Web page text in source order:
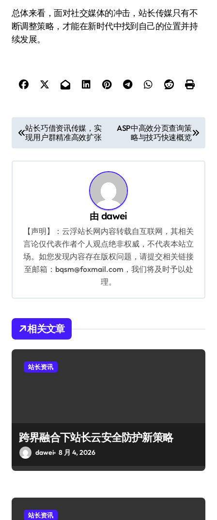
总体来看，面对社交媒体的冲击，站长传媒只有不
断调整策略，才能在新时代中找到自己的位置并持
续发展。
章
导
站长巧借资讯传媒，实
现用户群精准高效扩张
ASP中高效分页查询策
略与技巧快速概览
由dawei
【声明】：云浮站长网内容转载自互联网，其相关
言论仅代表作者个人观点绝非权威，不代表本站立
场。如您发现内容存在版权问题，请提交相关链接
至邮箱：bqsm@foxmail.com，我们将及时予以处
理。
相关文章
站长资讯
跨界融合下站长云安全防护新策略
dawei 8 月 4, 2026
站长资讯